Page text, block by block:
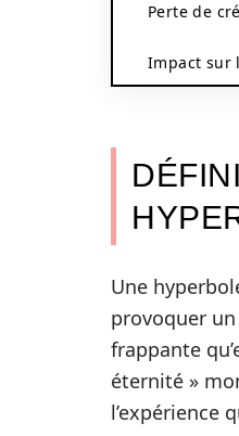
Perte de
Impact sur
Une
provoquer
frappante
éternité »
l’expérience